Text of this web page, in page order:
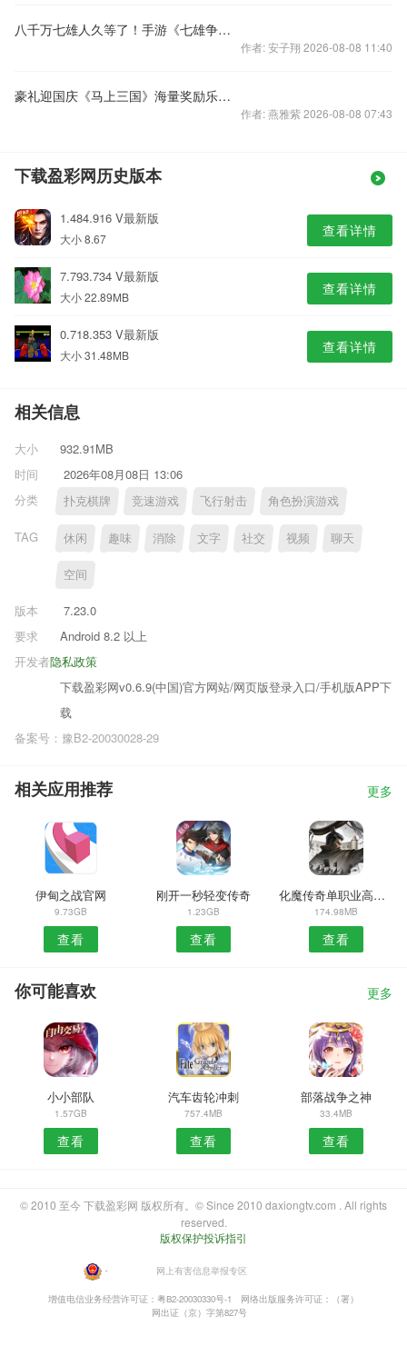
八千万七雄人久等了！手游《七雄争霸》宣传片
作者: 安子翔 2026-08-08 11:40
豪礼迎国庆《马上三国》海量奖励乐游“十一”！
作者: 燕雅紫 2026-08-08 07:43
下载盈彩网历史版本
1.484.916 V最新版
大小 8.67 查看详情
7.793.734 V最新版
大小 22.89MB 查看详情
0.718.353 V最新版
大小 31.48MB 查看详情
相关信息
大小
932.91MB
时间
2026年08月08日 13:06
分类
扑克棋牌 竞速游戏 飞行射击 角色扮演游戏
TAG 休闲 趣味 消除 文字 社交 视频 聊天
空间
版本
7.23.0
要求
Android 8.2 以上
隐私政策
开发者
下载盈彩网v0.6.9(中国)官方网站/网页版登录入口/手机版APP下
载
备案号：豫B2-20030028-29
相关应用推荐 更多
伊甸之战官网
9.73GB
查看
刚开一秒轻变传奇
1.23GB
查看
化魔传奇单职业高爆版
174.98MB
查看
你可能喜欢 更多
小小部队
1.57GB
查看
汽车齿轮冲刺
757.4MB
查看
部落战争之神
33.4MB
查看
© 2010 至今 下载盈彩网 版权所有。© Since 2010 daxiongtv.com . All rights
reserved.
版权保护投诉指引
・ 网上有害信息举报专区
增值电信业务经营许可证：粤B2-20030330号-1
网络出版服务许可证：（署）
网出证（京）字第827号